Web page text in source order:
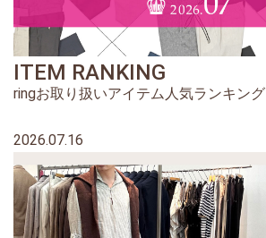
ITEM RANKING
ringお取り扱いアイテム人気ランキング
2026.07.16